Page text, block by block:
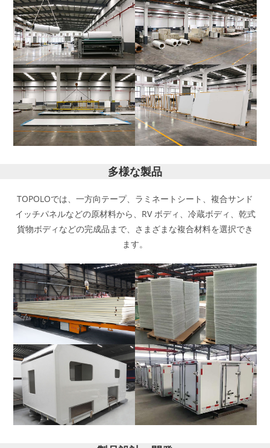
多様な製品
TOPOLOでは、一方向テープ、ラミネートシート、複合サンド
イッチパネルなどの原材料から、RV ボディ、冷蔵ボディ、乾式
貨物ボディなどの完成品まで、さまざまな複合材料を選択でき
ます。